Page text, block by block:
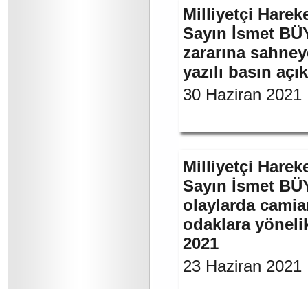
Milliyetçi
Sayın İsmet
zararına
yazılı basın
30 Haziran 2021
Milliyetçi
Sayın İsmet
olaylarda
odaklara
2021
23 Haziran 2021